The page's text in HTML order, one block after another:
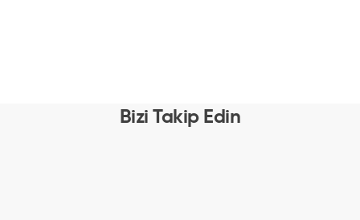
Bizi Takip Edin